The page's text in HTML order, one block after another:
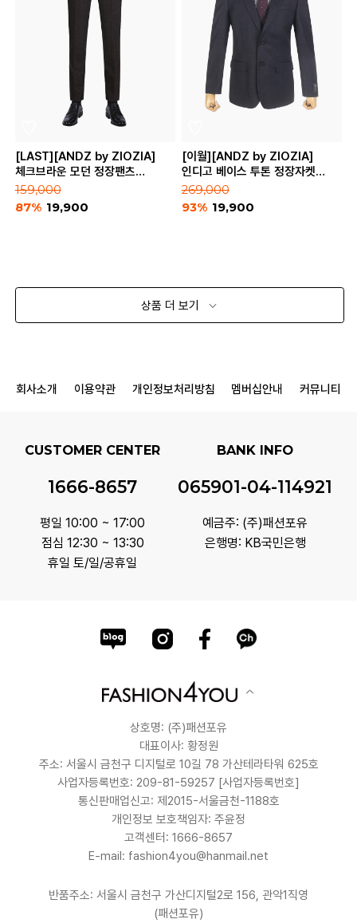
[LAST][ANDZ by ZIOZIA]
체크브라운 모던 정장팬츠
(BZB3SP1105)
159,000
87% 19,900
[이월][ANDZ by ZIOZIA]
인디고 베이스 투톤 정장자켓
(BZA3SB1101)
269,000
93% 19,900
상품 더 보기
회사소개 이용약관 개인정보처리방침 멤버십안내 커뮤니티
CUSTOMER CENTER
1666-8657
평일 10:00 ~ 17:00
점심 12:30 ~ 13:30
휴일 토/일/공휴일
BANK INFO
065901-04-114921
예금주: (주)패션포유
은행명: KB국민은행
상호명: (주)패션포유
대표이사: 황정원
주소: 서울시 금천구 디지털로 10길 78 가산테라타워 625호
사업자등록번호: 209-81-59257 [사업자등록번호]
통신판매업신고: 제2015-서울금천-1188호
개인정보 보호책임자: 주윤정
고객센터: 1666-8657
E-mail: fashion4you@hanmail.net
반품주소: 서울시 금천구 가산디지털2로 156, 관악1직영
(패션포유)